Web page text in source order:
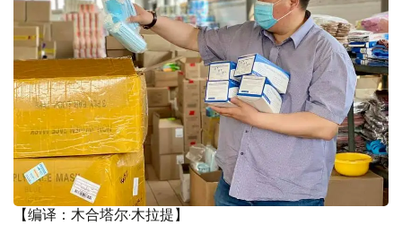
【编译：木合塔尔·木拉提】